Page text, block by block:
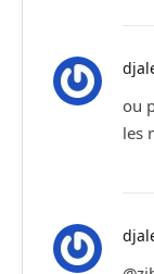
ou
les